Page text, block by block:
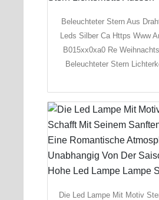
Beleuchteter Stern Aus
Leds Silber Ca Https Www
B015xx0xa0 Re
Beleuchteter Stern
Die Led Lampe Mit Motiv